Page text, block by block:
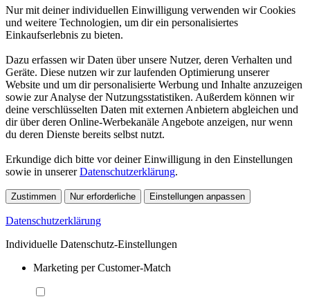
Nur mit deiner individuellen Einwilligung verwenden wir Cookies
und weitere Technologien, um dir ein personalisiertes
Einkaufserlebnis zu bieten.
Dazu erfassen wir Daten über unsere Nutzer, deren Verhalten und
Geräte. Diese nutzen wir zur laufenden Optimierung unserer
Website und um dir personalisierte Werbung und Inhalte anzuzeigen
sowie zur Analyse der Nutzungsstatistiken. Außerdem können wir
deine verschlüsselten Daten mit externen Anbietern abgleichen und
dir über deren Online-Werbekanäle Angebote anzeigen, nur wenn
du deren Dienste bereits selbst nutzt.
Erkundige dich bitte vor deiner Einwilligung in den Einstellungen
sowie in unsererDatenschutzerklärung.
Zustimmen Nur erforderliche Einstellungen anpassen
Datenschutzerklärung
Individuelle Datenschutz-Einstellungen
Marketing per Customer-Match